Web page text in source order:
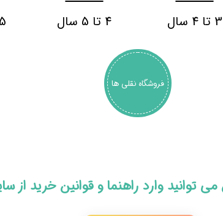
3 تا 4 سال 4 تا 5 سال 5 سال به بالا
فروشگاه نقلی ها
توانید وارد راهنما و قوانین خرید از